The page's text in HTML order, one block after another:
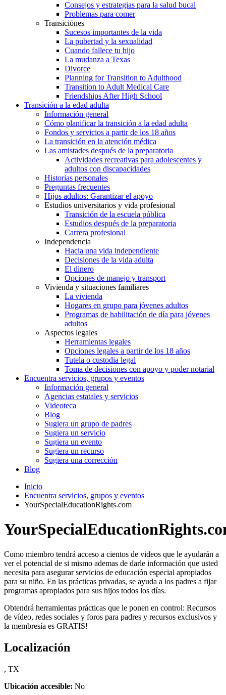
Consejos y estrategias para la salud bucal
Problemas para comer
Transiciónes
Sucesos importantes de la vida
La pubertad y la sexualidad
Cuando fallece tu hijo
La mudanza a Texas
Divorce
Planning for Transition to Adulthood
Transition to Adult Medical Care
Friendships After High School
Transición a la edad adulta
Información general
Cómo planificar la transición a la edad adulta
Fondos y servicios a partir de los 18 años
La transición en la atención médica
Las amistades después de la preparatoria
Actividades recreativas para adolescentes y
adultos con discapacidades
Historias personales
Preguntas frecuentes
Hijos adultos: Garantizar el apoyo
Estudios universitarios y vida profesional
Transición de la escuela pública
Estudios después de la preparatoria
Carrera profesional
Independencia
Hacia una vida independiente
Decisiones de la vida adulta
El dinero
Opciones de manejo y transport
Vivienda y situaciones familiares
La vivienda
Hogares en grupo para jóvenes adultos
Programas de habilitación de día para jóvenes
adultos
Aspectos legales
Herramientas legales
Opciones legales a partir de los 18 años
Tutela o custodia legal
Toma de decisiones con apoyo y poder notarial
Encuentra servicios, grupos y eventos
Información general
Agencias estatales y servicios
Videoteca
Blog
Sugiera un grupo de padres
Sugiera un servicio
Sugiera un evento
Sugiera un recurso
Sugiera una corrección
Blog
Inicio
Encuentra servicios, grupos y eventos
YourSpecialEducationRights.com
Como miembro tendrá acceso a cientos de videos que le ayudarán a
ver el potencial de si mismo ademas de darle información que usted
necesita para asegurar servicios de educación especial apropiados
para su niño. En las prácticas privadas, se ayuda a los padres a fijar
programas apropiados para sus hijos todos los días.
Obtendrá herramientas prácticas que le ponen en control: Recursos
de vídeo, redes sociales y foros para padres y recursos exclusivos y
la membresía es GRATIS!
Localización
, TX
Ubicación accesible: No